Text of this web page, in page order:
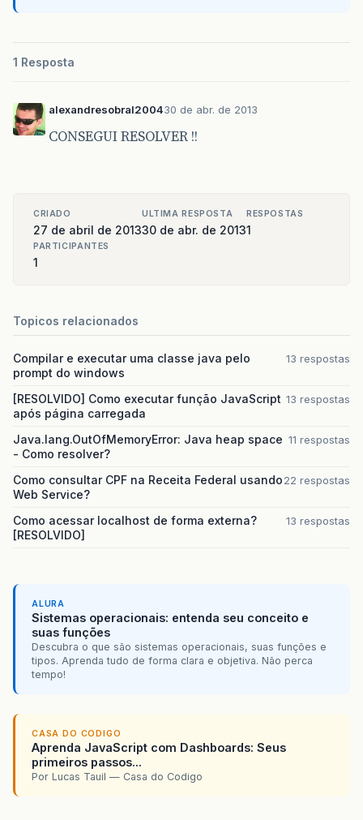
1 Resposta
alexandresobral200430 de abr. de 2013
CONSEGUI RESOLVER !!
CRIADO
27 de abril de 2013
ULTIMA RESPOSTA
30 de abr. de 2013
RESPOSTAS
1
PARTICIPANTES
1
Topicos relacionados
Compilar e executar uma classe java pelo
prompt do windows
13 respostas
[RESOLVIDO] Como executar função JavaScript
após página carregada
13 respostas
Java.lang.OutOfMemoryError: Java heap space
- Como resolver?
11 respostas
Como consultar CPF na Receita Federal usando
Web Service?
22 respostas
Como acessar localhost de forma externa?
[RESOLVIDO]
13 respostas
ALURA
Sistemas operacionais: entenda seu conceito e
suas funções
Descubra o que são sistemas operacionais, suas funções e
tipos. Aprenda tudo de forma clara e objetiva. Não perca
tempo!
CASA DO CODIGO
Aprenda JavaScript com Dashboards: Seus
primeiros passos...
Por Lucas Tauil — Casa do Codigo